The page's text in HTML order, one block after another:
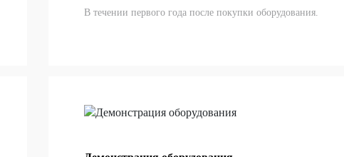
В течении первого года после покупки оборудования.